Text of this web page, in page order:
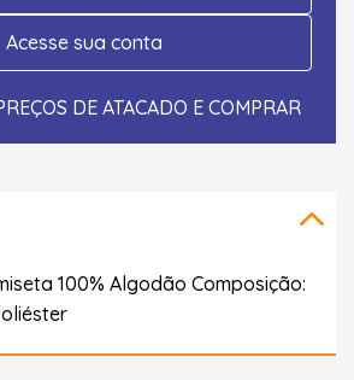
Acesse sua conta
DE ATACADO E COMPRAR
100% Algodão Composição: